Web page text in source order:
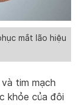
mắt lão hiệu
tim mạch
khỏe của đôi